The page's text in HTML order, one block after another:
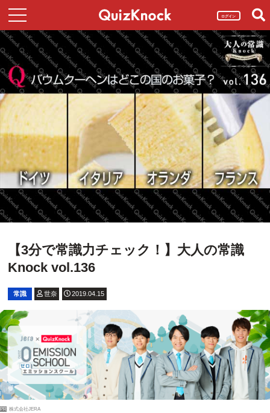
ログイン
【3分で常識力チェック！】大人の常識
Knock vol.136
常識 世奈 2019.04.15
PR 株式会社JERA